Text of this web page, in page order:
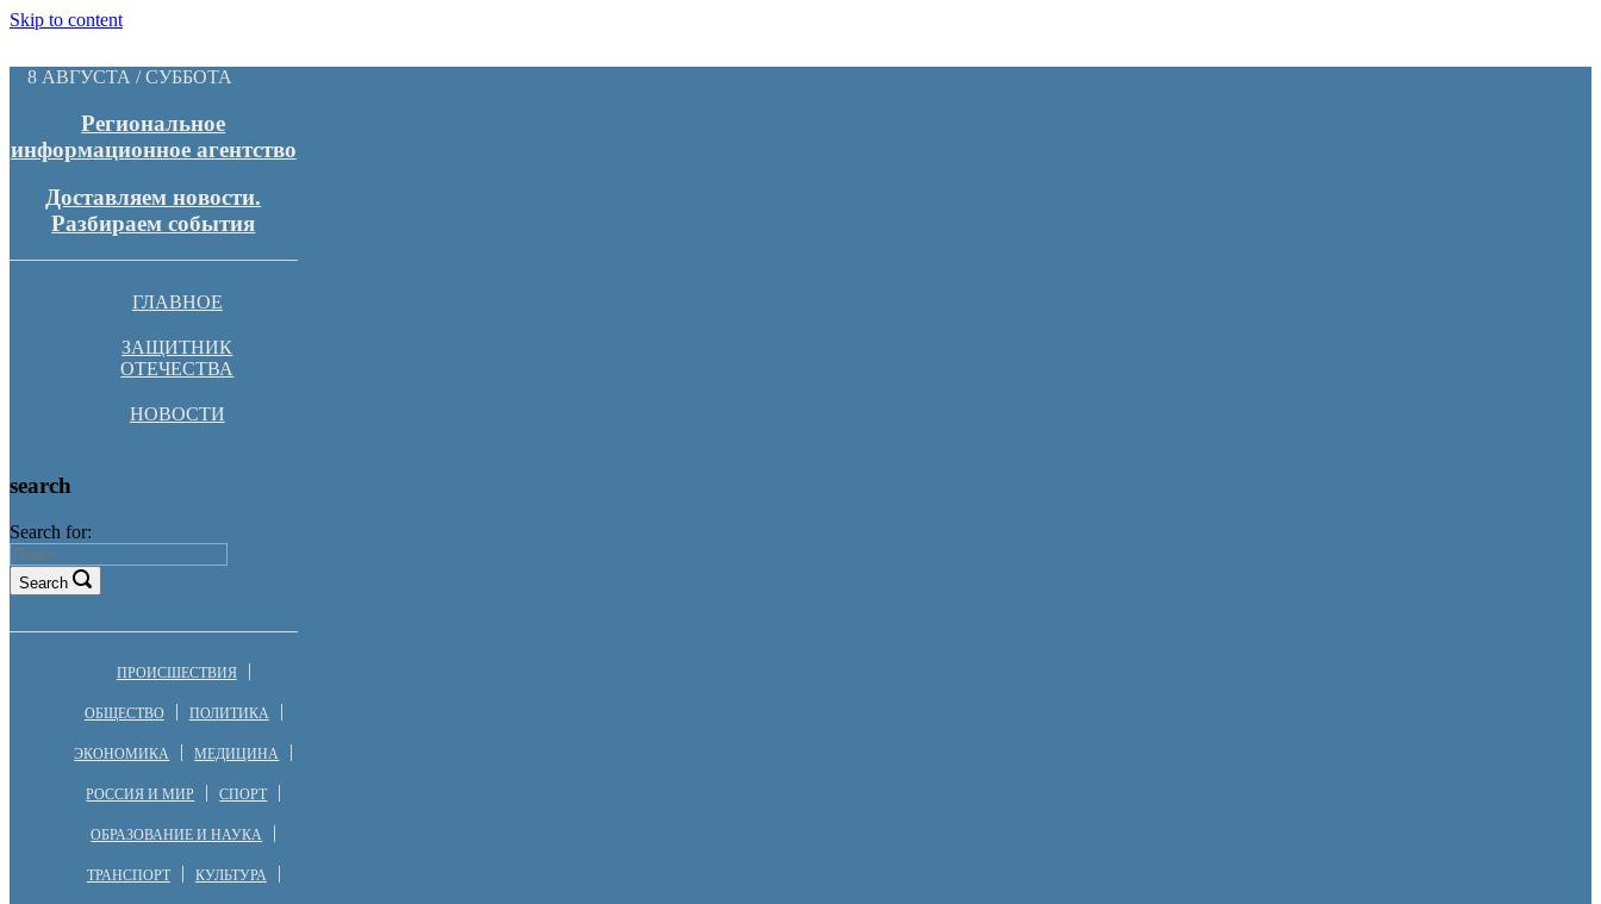
Skip to content
8 АВГУСТА / СУББОТА
Региональное
информационное агентство
Доставляем новости.
Разбираем события
ГЛАВНОЕ
ЗАЩИТНИК
ОТЕЧЕСТВА
НОВОСТИ
search
Search for:
Search
ПРОИСШЕСТВИЯ
ОБЩЕСТВО ПОЛИТИКА
ЭКОНОМИКА МЕДИЦИНА
РОССИЯ И МИР СПОРТ
ОБРАЗОВАНИЕ И НАУКА
ТРАНСПОРТ КУЛЬТУРА